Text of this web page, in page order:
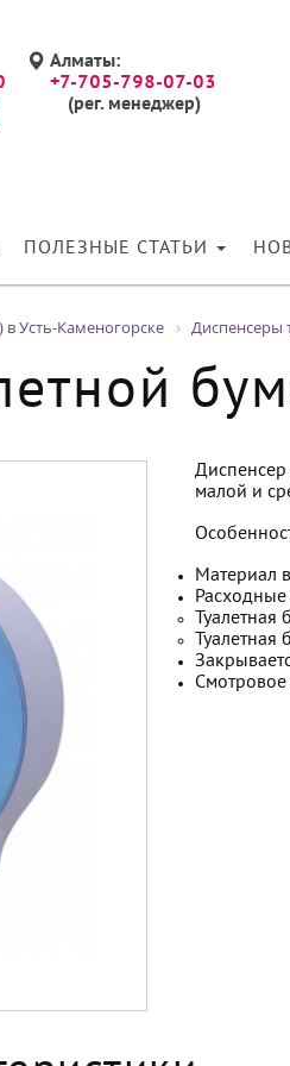
Алматы:
+7-705-798-07-03
(рег. менеджер)
ПОЛЕЗНЫЕ СТАТЬИ
Усть-Каменогорске Диспенсеры
Диспенсер
малой и
Материал
Туалетная
Смотровое